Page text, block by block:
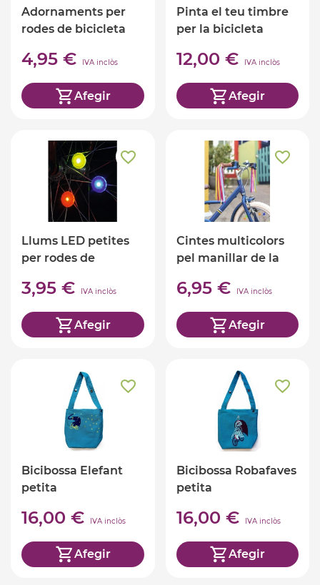
Adornaments per
rodes de bicicleta
4,95 € IVA inclòs
Afegir
Pinta el teu timbre
per la bicicleta
12,00 € IVA inclòs
Afegir
Llums LED petites
per rodes de
3,95 € IVA inclòs
Afegir
Cintes multicolors
pel manillar de la
6,95 € IVA inclòs
Afegir
Bicibossa Elefant
petita
16,00 € IVA inclòs
Afegir
Bicibossa Robafaves
petita
16,00 € IVA inclòs
Afegir